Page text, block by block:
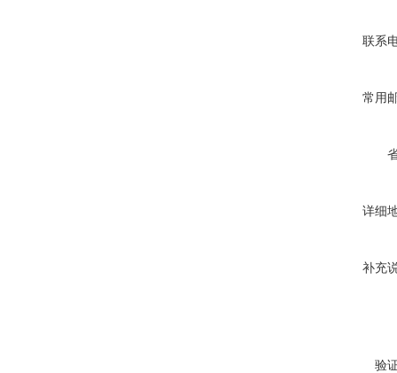
联系
常用
详细
补充
验